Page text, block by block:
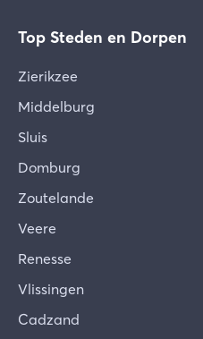
Top Steden en Dorpen
Zierikzee
Middelburg
Sluis
Domburg
Zoutelande
Veere
Renesse
Vlissingen
Cadzand